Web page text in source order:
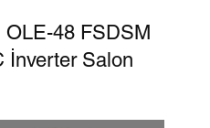
48 FSDSM
İnverter Salon